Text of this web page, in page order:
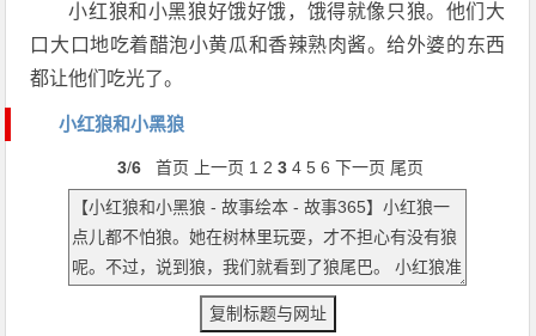
小红狼和小黑狼好饿好饿，饿得就像只狼。他们大
口大口地吃着醋泡小黄瓜和香辣熟肉酱。给外婆的东西
都让他们吃光了。
小红狼和小黑狼
3/6 首页 上一页 1 2 3 4 5 6 下一页 尾页